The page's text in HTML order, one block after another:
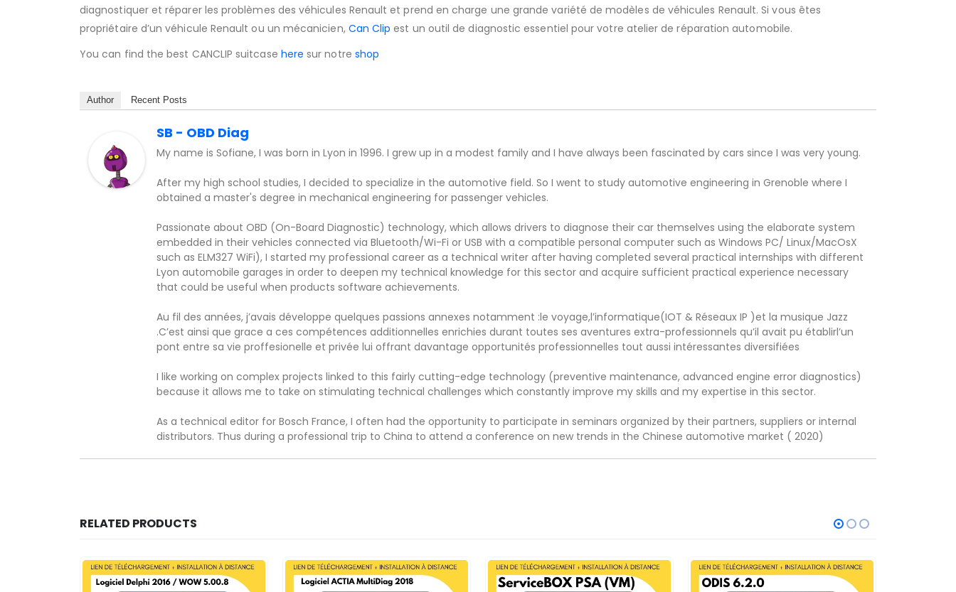
diagnostiquer et réparer les problèmes des véhicules Renault et prend en charge une grande variété de modèles de véhicules Renault. Si vous êtes
propriétaire d’un véhicule Renault ou un mécanicien, Can Clip est un outil de diagnostic essentiel pour votre atelier de réparation automobile.
You can find the best CANCLIP suitcase here sur notre shop
Author Recent Posts
SB - OBD Diag
My name is Sofiane, I was born in Lyon in 1996. I grew up in a modest family and I have always been fascinated by cars since I was very young.
After my high school studies, I decided to specialize in the automotive field. So I went to study automotive engineering in Grenoble where I
obtained a master's degree in mechanical engineering for passenger vehicles.
Passionate about OBD (On-Board Diagnostic) technology, which allows drivers to diagnose their car themselves using the elaborate system
embedded in their vehicles connected via Bluetooth/Wi-Fi or USB with a compatible personal computer such as Windows PC/ Linux/MacOsX
such as ELM327 WiFi), I started my professional career as a technical writer after having completed several practical internships with different
Lyon automobile garages in order to deepen my technical knowledge for this sector and acquire sufficient practical experience necessary
that could be useful when products software achievements.
Au fil des années, j’avais développe quelques passions annexes notamment :le voyage,l’informatique(IOT & Réseaux IP )et la musique Jazz
.C’est ainsi que grace a ces compétences additionnelles enrichies durant toutes ses aventures extra-professionnels qu’il avait pu établirl’un
pont entre sa vie proffesionelle et privée lui offrant davantage opportunités professionnelles tout aussi intéressantes diversifiées
I like working on complex projects linked to this fairly cutting-edge technology (preventive maintenance, advanced engine error diagnostics)
because it allows me to take on stimulating technical challenges which constantly improve my skills and my expertise in this sector.
As a technical editor for Bosch France, I often had the opportunity to participate in seminars organized by their partners, suppliers or internal
distributors. Thus during a professional trip to China to attend a conference on new trends in the Chinese automotive market ( 2020)
RELATED PRODUCTS